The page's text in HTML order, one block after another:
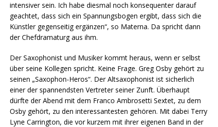
intensiver sein. Ich habe diesmal noch konsequenter darauf
geachtet, dass sich ein Spannungsbogen ergibt, dass sich die
Künstler gegenseitig ergänzen“, so Materna. Da spricht dann
der Chefdramaturg aus ihm.
Der Saxophonist und Musiker kommt heraus, wenn er selbst
über seine Kollegen spricht. Keine Frage. Greg Osby gehört zu
seinen „Saxophon-Heros“. Der Altsaxophonist ist sicherlich
einer der spannendsten Vertreter seiner Zunft. Überhaupt
dürfte der Abend mit dem Franco Ambrosetti Sextet, zu dem
Osby gehört, zu den interessantesten gehören. Mit dabei Terry
Lyne Carrington, die vor kurzem mit ihrer eigenen Band in der